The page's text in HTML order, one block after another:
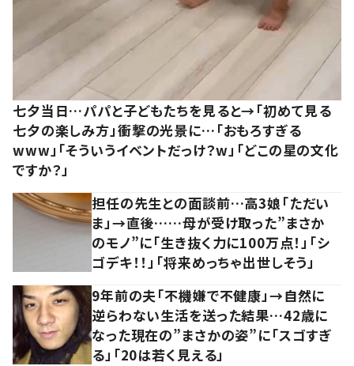
七夕当日…パパと子どもたちを見ると→「初めて見る
七夕の楽しみ方」衝撃の光景に…「おもろすぎる
www」「そういうイベントだっけ？w」「どこの星の文化
ですか？」
担任の先生との面談前…高3娘「ただい
ま」→直後……母が受け取った”まさか
のモノ”に「生き抜く力に100万点！」「シ
ゴデキ！！」「将来めっちゃ出世しそう」
9年前の夫「不機嫌で不健康」→自然に
逆らわない生活を送った結果…42歳に
なった現在の”まさかの姿”に「スゴすぎ
る」「20は若く見える」